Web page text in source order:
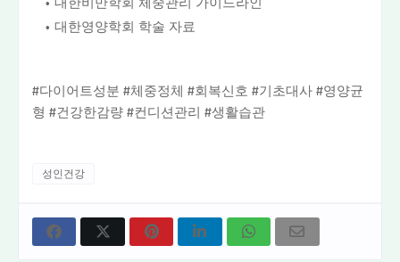
대한영양학회 학술 자료
#다이어트성분 #체중정체 #회복신호 #기초대사 #영양균
형 #건강한감량 #컨디션관리 #생활습관
성인건강